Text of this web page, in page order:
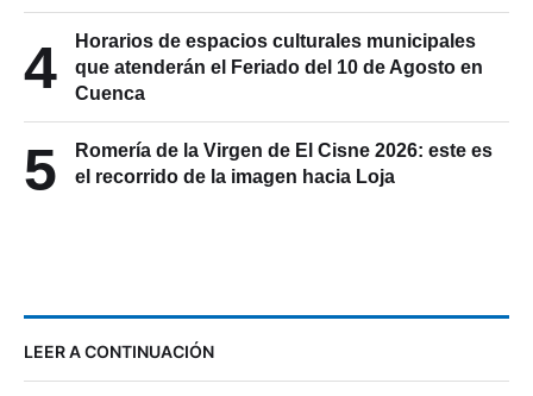
4
Horarios de espacios culturales municipales
que atenderán el Feriado del 10 de Agosto en
Cuenca
5
Romería de la Virgen de El Cisne 2026: este es
el recorrido de la imagen hacia Loja
LEER A CONTINUACIÓN